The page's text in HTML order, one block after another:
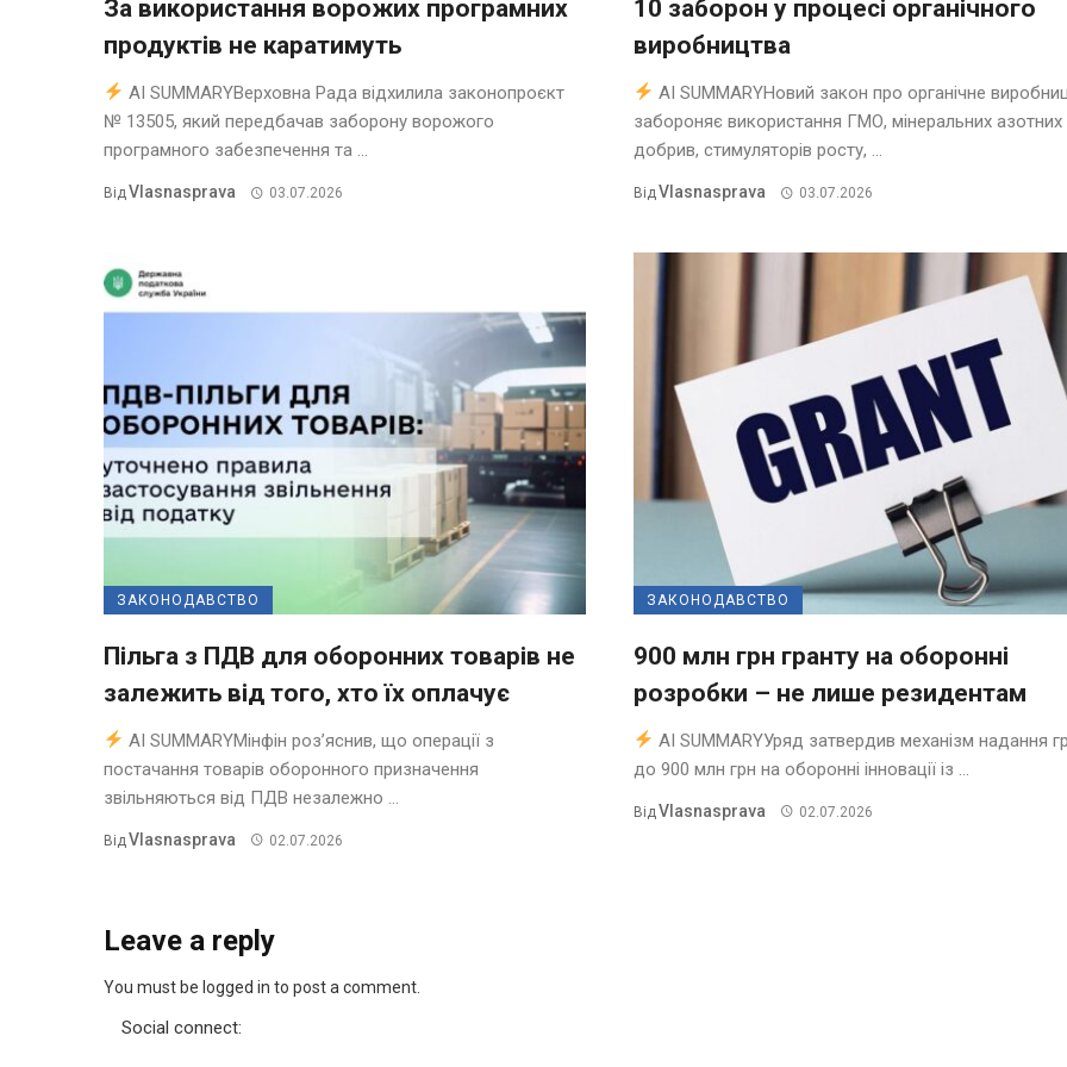
За використання ворожих програмних
продуктів не каратимуть
AI SUMMARYВерховна Рада відхилила законопроєкт
№ 13505, який передбачав заборону ворожого
програмного забезпечення та ...
Від Vlasnasprava 03.07.2026
10 заборон у процесі органічного
виробництва
AI SUMMARYНовий закон про органічне
забороняє використання ГМО, мінеральних азотних
добрив, стимуляторів росту, ...
Від Vlasnasprava 03.07.2026
ЗАКОНОДАВСТВО
Пільга з ПДВ для оборонних товарів не
залежить від того, хто їх оплачує
AI SUMMARYМінфін роз’яснив, що операції з
постачання товарів оборонного призначення
звільняються від ПДВ незалежно ...
Від Vlasnasprava 02.07.2026
ЗАКОНОДАВСТВО
900 млн грн гранту на оборонні
розробки – не лише резидентам
AI SUMMARYУряд затвердив механізм надання
до 900 млн грн на оборонні інновації із ...
Від Vlasnasprava 02.07.2026
Leave a reply
You must be logged in to post a comment.
Social connect: